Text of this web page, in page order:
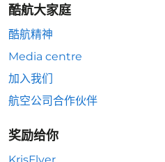
酷航大家庭
酷航精神
Media centre
加入我们
航空公司合作伙伴
奖励给你